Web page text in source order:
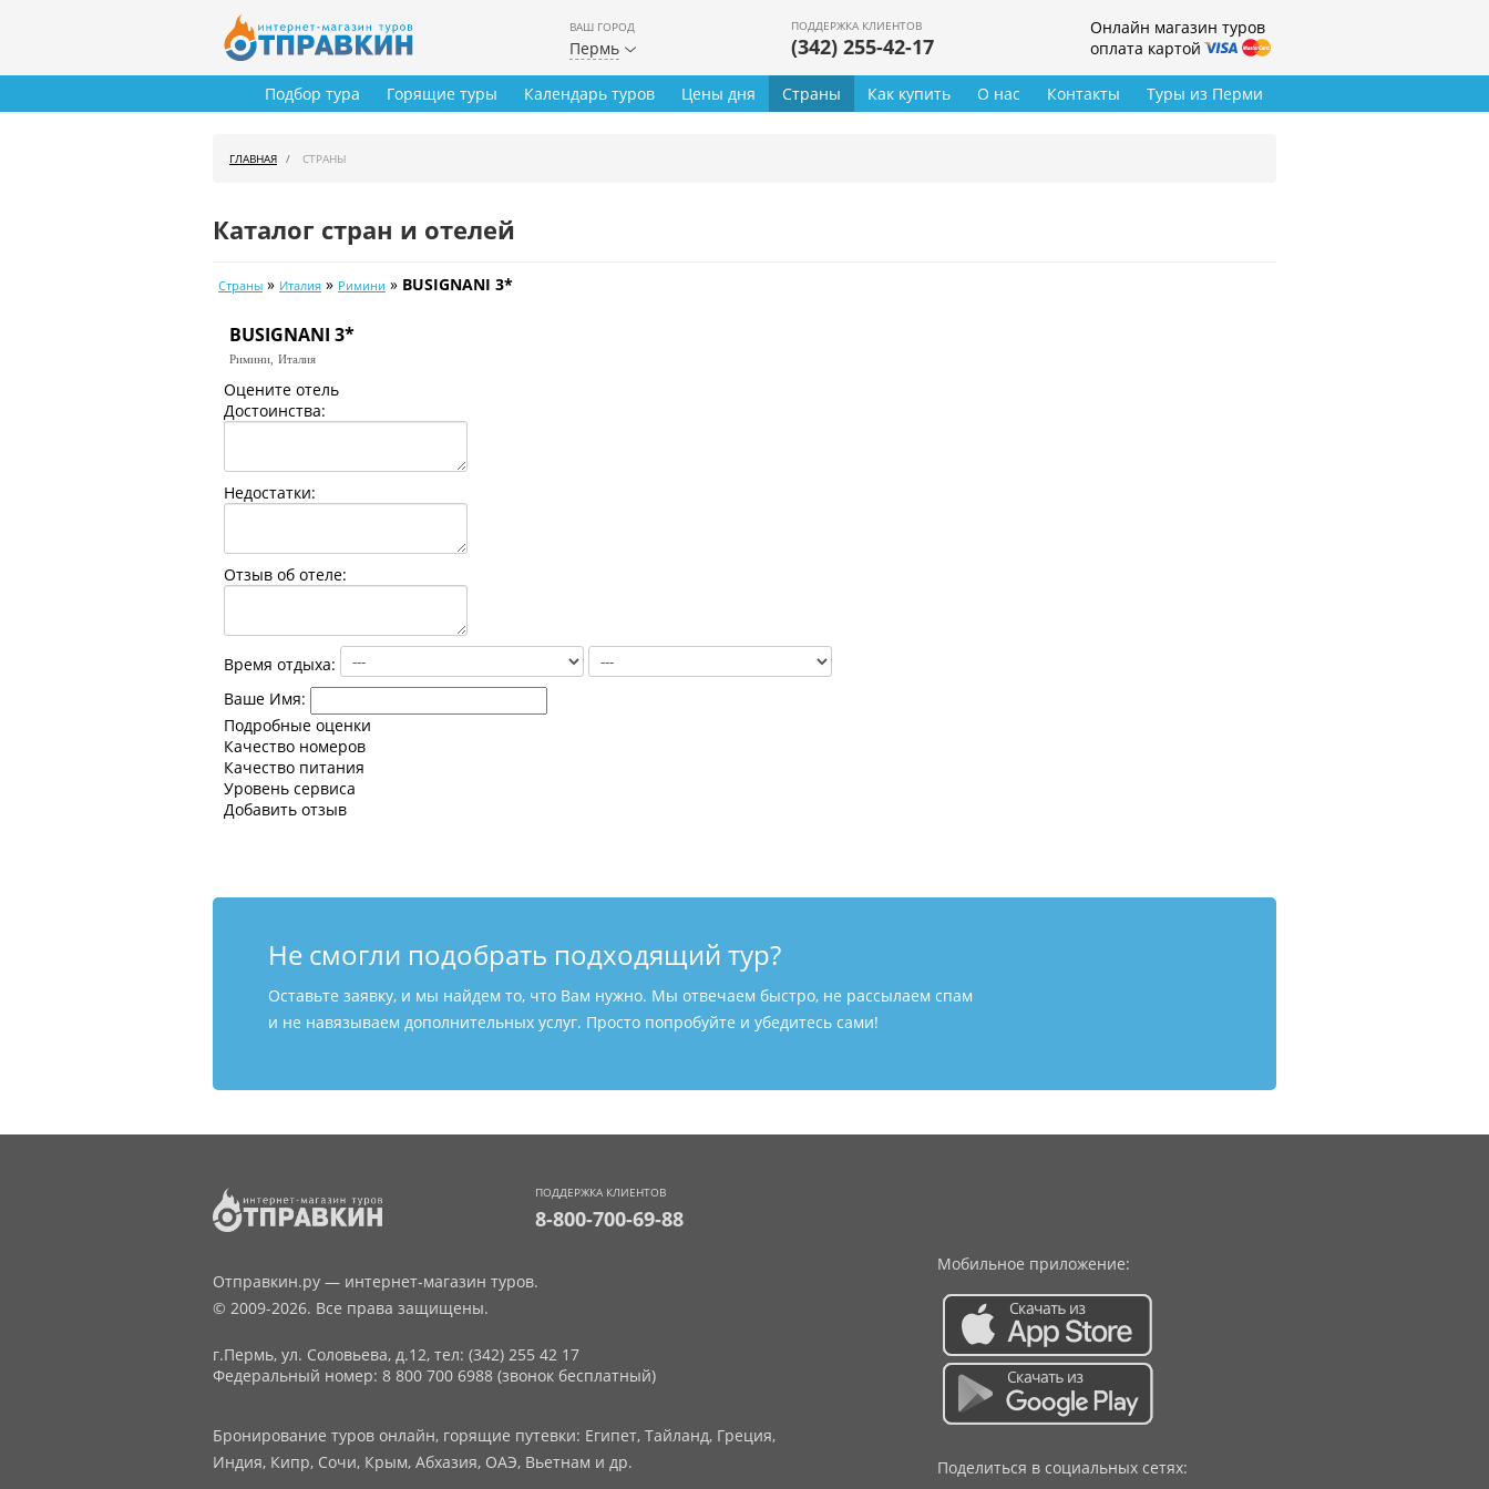
ВАШ ГОРОД
Пермь
ПОДДЕРЖКА КЛИЕНТОВ
(342) 255-42-17
Онлайн магазин туров
оплата картой
Туры из Перми
Подбор тура Горящие туры Календарь туров Цены дня Страны Как купить О нас Контакты
ГЛАВНАЯ СТРАНЫ
Каталог стран и отелей
Страны » Италия » Римини » BUSIGNANI 3*
BUSIGNANI 3*
Римини, Италия
Оцените отель
Достоинства:
Недостатки:
Отзыв об отеле:
Время отдыха:
Ваше Имя:
Подробные оценки
Качество номеров
Качество питания
Уровень сервиса
Добавить отзыв
Не смогли подобрать подходящий тур?
Оставьте заявку, и мы найдем то, что Вам нужно. Мы отвечаем быстро, не рассылаем спам
и не навязываем дополнительных услуг. Просто попробуйте и убедитесь сами!
ПОДДЕРЖКА КЛИЕНТОВ
8-800-700-69-88
Отправкин.ру — интернет-магазин туров.
© 2009-2026. Все права защищены.
г.Пермь, ул. Соловьева, д.12, тел: (342) 255 42 17
Федеральный номер: 8 800 700 6988 (звонок бесплатный)
Бронирование туров онлайн, горящие путевки: Египет, Тайланд, Греция,
Индия, Кипр, Сочи, Крым, Абхазия, ОАЭ, Вьетнам и др.
Мобильное приложение:
Поделиться в социальных сетях: